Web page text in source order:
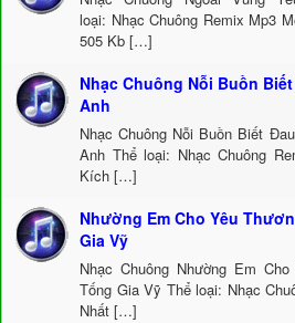
loại: Nhạc Chuông Remix Mp3
505 Kb […]
Nhạc Chuông Nỗi Buồn
Anh
Nhạc Chuông Nỗi Buồn Biết
Anh Thể loại: Nhạc Chuông
Kích […]
Nhường Em Cho Yêu
Gia Vỹ
Nhạc Chuông Nhường Em
Tống Gia Vỹ Thể loại: Nhạc
Nhất […]